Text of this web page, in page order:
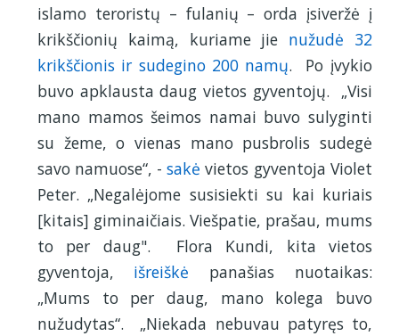
islamo teroristų – fulanių – orda įsiveržė į
krikščionių kaimą, kuriame jie nužudė 32
krikščionis ir sudegino 200 namų. Po įvykio
buvo apklausta daug vietos gyventojų. „Visi
mano mamos šeimos namai buvo sulyginti
su žeme, o vienas mano pusbrolis sudegė
savo namuose“, - sakė vietos gyventoja Violet
Peter. „Negalėjome susisiekti su kai kuriais
[kitais] giminaičiais. Viešpatie, prašau, mums
to per daug". Flora Kundi, kita vietos
gyventoja, išreiškė panašias nuotaikas:
„Mums to per daug, mano kolega buvo
nužudytas“. „Niekada nebuvau patyręs to,